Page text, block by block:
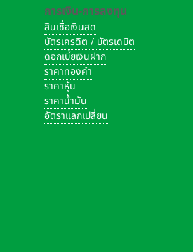
การเงิน-การลงทุน
สินเชื่อเงินสด
บัตรเครดิต / บัตรเดบิต
ดอกเบี้ยเงินฝาก
ราคาทองคำ
ราคาหุ้น
ราคาน้ำมัน
อัตราแลกเปลี่ยน